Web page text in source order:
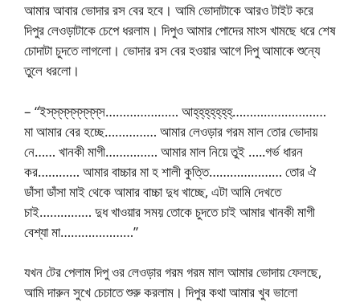
আমার আবার ভোদার রস বের হবে। আমি ভোদাটাকে আরও টাইট করে
দিপুর লেওড়াটাকে চেপে ধরলাম। দিপুও আমার পোদের মাংস খামছে ধরে শেষ
চোদাটা চুদতে লাগলো। ভোদার রস বের হওয়ার আগে দিপু আমাকে শুন্যে
তুলে ধরলো।
– “ইস্‌স্‌স্‌স্‌স্‌স্‌স্‌স্‌স………………… আহ্‌হ্‌হ্‌হ্‌হ্‌হ্‌হ্‌………………………
মা আমার বের হচ্ছে…………… আমার লেওড়ার গরম মাল তোর ভোদায়
নে…… খানকী মাগী…………… আমার মাল নিয়ে তুই …..গর্ভ ধারন
কর………… আমার বাচ্চার মা হ শালী কুত্তি………………… তোর ঐ
ডাঁসা ডাঁসা মাই থেকে আমার বাচ্চা দুধ খাচ্ছে, এটা আমি দেখতে
চাই…………… দুধ খাওয়ার সময় তোকে চুদতে চাই আমার খানকী মাগী
বেশ্যা মা…………………”
যখন টের পেলাম দিপু ওর লেওড়ার গরম গরম মাল আমার ভোদায় ফেলছে,
আমি দারুন সুখে চেচাতে শুরু করলাম। দিপুর কথা আমার খুব ভালো